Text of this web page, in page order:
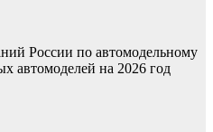
России по автомодельному
автомоделей на 2026 год